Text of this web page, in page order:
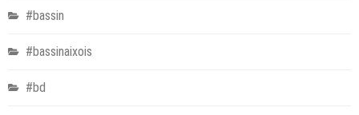
#bassin
#bassinaixois
#bd